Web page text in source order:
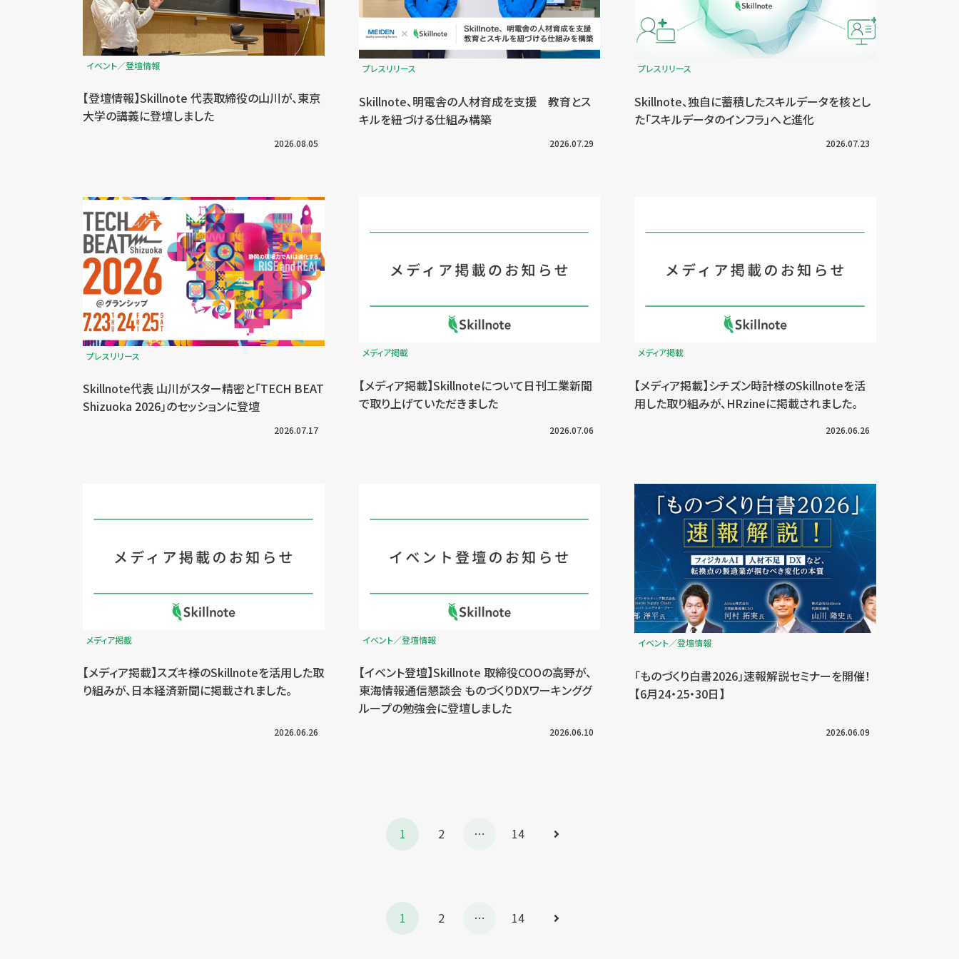
イベント／登壇情報
【登壇情報】Skillnote 代表取締役の山川が、東京
大学の講義に登壇しました
2026.08.05
プレスリリース
Skillnote、明電舎の人材育成を支援 教育とス
キルを紐づける仕組み構築
2026.07.29
プレスリリース
Skillnote、独自に蓄積したスキルデータを核とし
た「スキルデータのインフラ」へと進化
2026.07.23
プレスリリース
Skillnote代表 山川がスター精密と「TECH BEAT
Shizuoka 2026」のセッションに登壇
2026.07.17
メディア掲載
【メディア掲載】Skillnoteについて日刊工業新聞
で取り上げていただきました
2026.07.06
メディア掲載
【メディア掲載】シチズン時計様のSkillnoteを活
用した取り組みが、HRzineに掲載されました。
2026.06.26
メディア掲載
【メディア掲載】スズキ様のSkillnoteを活用した取
り組みが、日本経済新聞に掲載されました。
2026.06.26
イベント／登壇情報
【イベント登壇】Skillnote 取締役COOの高野が、
東海情報通信懇談会 ものづくりDXワーキンググ
ループの勉強会に登壇しました
2026.06.10
イベント／登壇情報
「ものづくり白書2026」速報解説セミナーを開催！
【6月24・25・30日】
2026.06.09
1 2 … 14
次
1 2 … 14
次